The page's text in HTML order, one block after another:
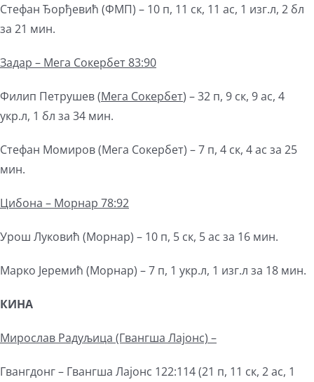
Стефан Ђорђевић (ФМП) – 10 п, 11 ск, 11 ас, 1 изг.л, 2 бл
за 21 мин.
Задар – Мега Сокербет 83:90
Филип Петрушев (Мега Сокербет) – 32 п, 9 ск, 9 ас, 4
укр.л, 1 бл за 34 мин.
Стефан Момиров (Мега Сокербет) – 7 п, 4 ск, 4 ас за 25
мин.
Цибона – Морнар 78:92
Урош Луковић (Морнар) – 10 п, 5 ск, 5 ас за 16 мин.
Марко Јеремић (Морнар) – 7 п, 1 укр.л, 1 изг.л за 18 мин.
КИНА
Мирослав Радуљица (Гвангша Лајонс) –
Гвангдонг – Гвангша Лајонс 122:114 (21 п, 11 ск, 2 ас, 1